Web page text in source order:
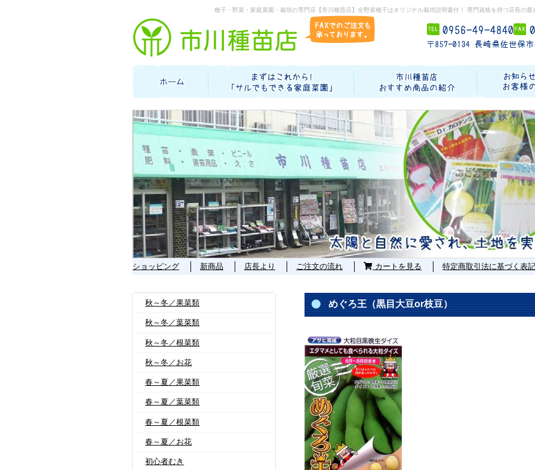
種子・野菜・家庭菜園・栽培の専門店【市川種苗店】全野菜種子はオリジナル栽培説明書付！ 専門資格を持つ店長の
ショッピング 新商品 店長より ご注文の流れ カートを見る 特定商取引法に基づく表記
めぐろ王（黒目大豆or枝豆）
秋～冬／果菜類
秋～冬／葉菜類
秋～冬／根菜類
秋～冬／お花
春～夏／果菜類
春～夏／葉菜類
春～夏／根菜類
春～夏／お花
初心者むき